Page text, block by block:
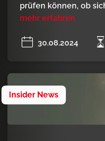
prüfen können, ob
mehr erfahren
30.08.2024
Insider News